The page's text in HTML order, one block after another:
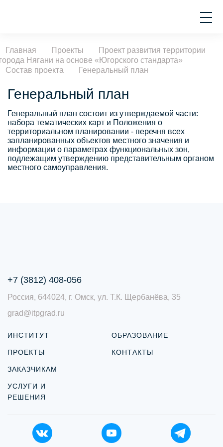
Главная Проекты
Проект развития территории
Нягани на основе «Югорского стандарта»
Состав проекта
Генеральный план
Генеральный план
Генеральный план состоит из утверждаемой части:
набора тематических карт и Положения о
территориальном планировании - перечня всех
запланированных объектов местного значения и
информации о параметрах функциональных зон,
подлежащим утверждению представительным органом
местного самоуправления.
+7 (3812) 408-056
Россия, 644024, г. Омск, ул. Т.К. Щербанёва, 35
grad@itpgrad.ru
ИНСТИТУТ
ПРОЕКТЫ
ЗАКАЗЧИКАМ
УСЛУГИ И
РЕШЕНИЯ
ОБРАЗОВАНИЕ
КОНТАКТЫ